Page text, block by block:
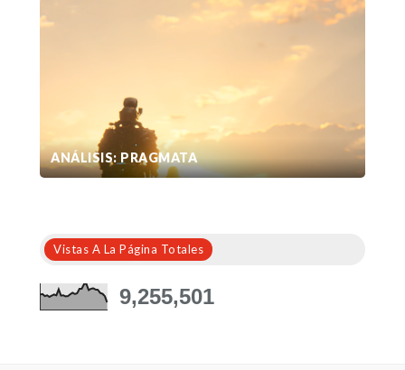
ANÁLISIS: PRAGMATA
Vistas A La Página Totales
9,255,501